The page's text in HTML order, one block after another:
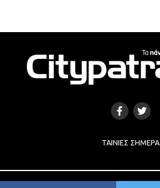
ΤΑΙΝΊΕΣ ΣΉΜΕΡΑ